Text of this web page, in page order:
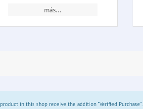
más...
in this shop receive the addition "Verified Purchase".